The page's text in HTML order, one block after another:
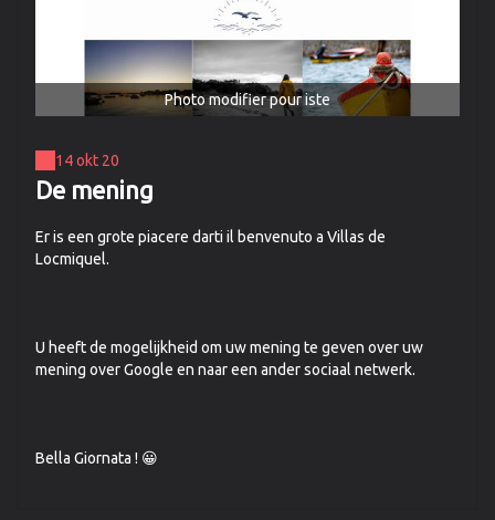
Photo modifier pour iste
14 okt 20
De mening
Er is een grote piacere darti il ​​benvenuto a Villas de
Locmiquel.
U heeft de mogelijkheid om uw mening te geven over uw
mening over Google en naar een ander sociaal netwerk.
Bella Giornata ! 😀